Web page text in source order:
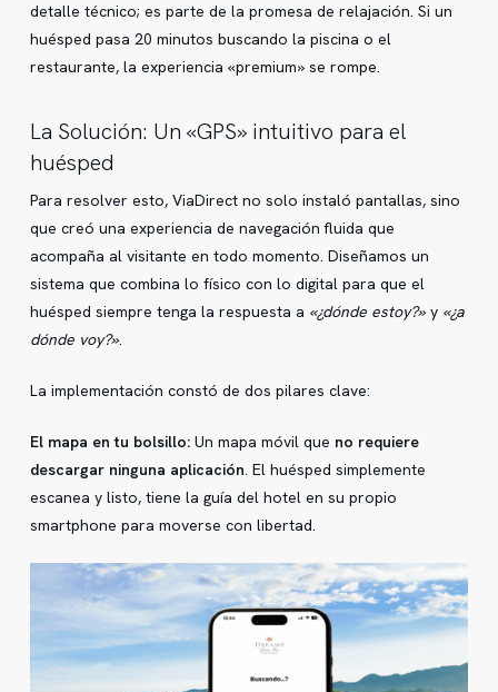
detalle técnico; es parte de la promesa de relajación. Si un
huésped pasa 20 minutos buscando la piscina o el
restaurante, la experiencia «premium» se rompe.
La Solución: Un «GPS» intuitivo para el
huésped
Para resolver esto, ViaDirect no solo instaló pantallas, sino
que creó una experiencia de navegación fluida que
acompaña al visitante en todo momento. Diseñamos un
sistema que combina lo físico con lo digital para que el
huésped siempre tenga la respuesta a «¿dónde estoy?»y «¿a
dónde voy?».
La implementación constó de dos pilares clave:
El mapa en tu bolsillo:Un mapa móvil que no requiere
descargar ninguna aplicación. El huésped simplemente
escanea y listo, tiene la guía del hotel en su propio
smartphone para moverse con libertad.